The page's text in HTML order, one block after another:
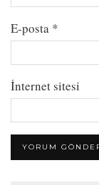
E-posta *
İnternet sitesi